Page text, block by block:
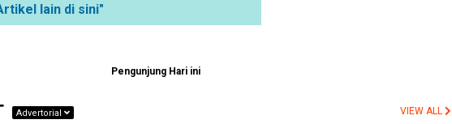
lain di sini"
Pengunjung Hari ini
Advertorial VIEW ALL